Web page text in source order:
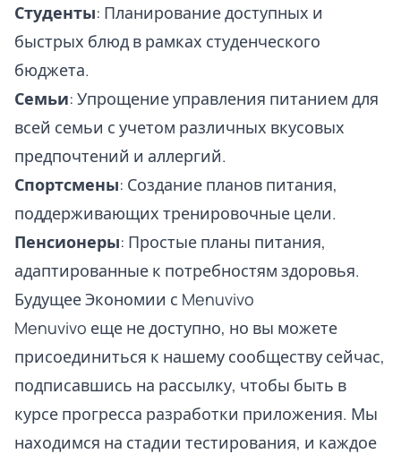
Студенты: Планирование доступных и
быстрых блюд в рамках студенческого
бюджета.
Семьи: Упрощение управления питанием для
всей семьи с учетом различных вкусовых
предпочтений и аллергий.
Спортсмены: Создание планов питания,
поддерживающих тренировочные цели.
Пенсионеры: Простые планы питания,
адаптированные к потребностям здоровья.
Будущее Экономии с Menuvivo
Menuvivo еще не доступно, но вы можете
присоединиться к нашему сообществу сейчас,
подписавшись на рассылку, чтобы быть в
курсе прогресса разработки приложения. Мы
находимся на стадии тестирования, и каждое